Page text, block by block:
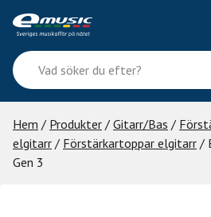
content
Vad
söker
du
efter?
Hem / Produkter / Gitarr/Bas /
elgitarr / Förstärkartoppar elgitarr /
Gen 3